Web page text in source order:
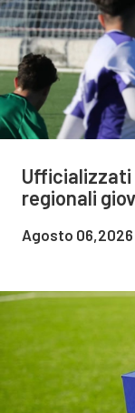
Ufficializzati
regionali
Agosto 06,2026